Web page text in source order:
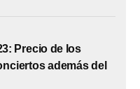
Precio de los
además del